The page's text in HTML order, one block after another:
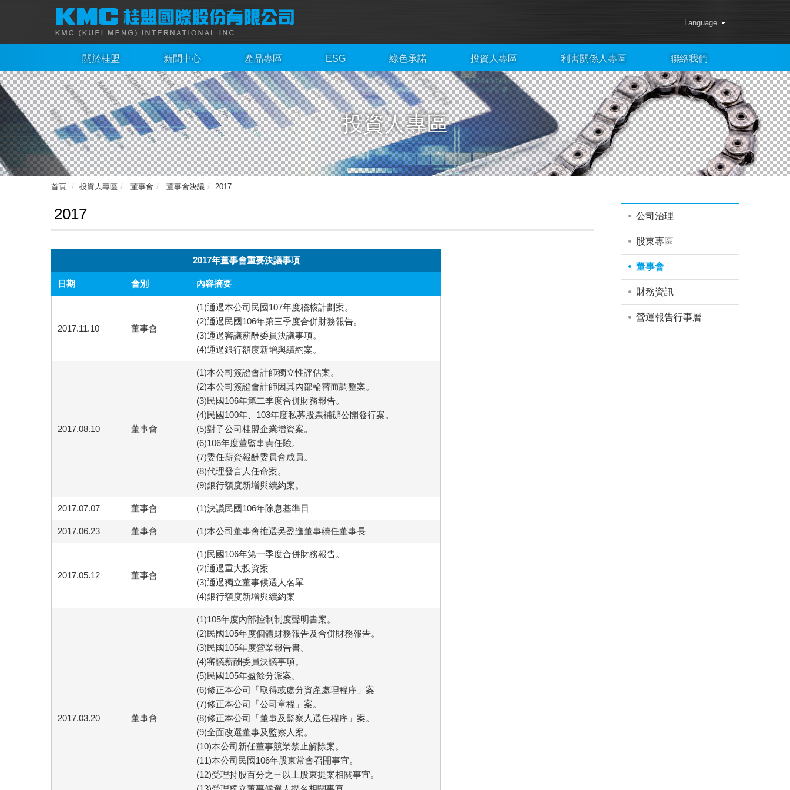
關於桂盟 新聞中心 產品專區 ESG 綠色承諾 投資人專區 利害關係人專區 聯絡我們
Language
投資人專區
首頁 投資人專區 董事會 董事會決議 2017
公司治理
股東專區
董事會
財務資訊
營運報告行事曆
2017
2017年董事會重要決議事項
日期 會別 內容摘要
2017.11.10 董事會
(1)通過本公司民國107年度稽核計劃案。
(2)通過民國106年第三季度合併財務報告。
(3)通過審議薪酬委員決議事項。
(4)通過銀行額度新增與續約案。
2017.08.10 董事會
(1)本公司簽證會計師獨立性評估案。
(2)本公司簽證會計師因其內部輪替而調整案。
(3)民國106年第二季度合併財務報告。
(4)民國100年、103年度私募股票補辦公開發行案。
(5)對子公司桂盟企業增資案。
(6)106年度董監事責任險。
(7)委任薪資報酬委員會成員。
(8)代理發言人任命案。
(9)銀行額度新增與續約案。
2017.07.07 董事會 (1)決議民國106年除息基準日
2017.06.23 董事會 (1)本公司董事會推選吳盈進董事續任董事長
2017.05.12 董事會
(1)民國106年第一季度合併財務報告。
(2)通過重大投資案
(3)通過獨立董事候選人名單
(4)銀行額度新增與續約案
2017.03.20 董事會
(1)105年度內部控制制度聲明書案。
(2)民國105年度個體財務報告及合併財務報告。
(3)民國105年度營業報告書。
(4)審議薪酬委員決議事項。
(5)民國105年盈餘分派案。
(6)修正本公司「取得或處分資產處理程序」案
(7)修正本公司「公司章程」案。
(8)修正本公司「董事及監察人選任程序」案。
(9)全面改選董事及監察人案。
(10)本公司新任董事競業禁止解除案。
(11)本公司民國106年股東常會召開事宜。
(12)受理持股百分之ㄧ以上股東提案相關事宜。